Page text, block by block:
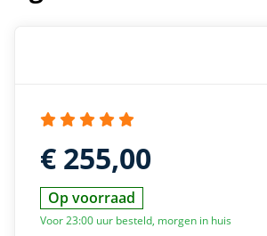
€ 255,00
Op voorraad
Voor 23:00 uur besteld, morgen in huis